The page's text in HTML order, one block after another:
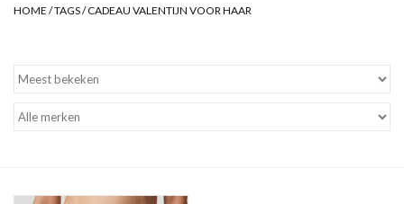
Body
Solden
HOME /TAGS/CADEAU VALENTIJN VOOR HAAR